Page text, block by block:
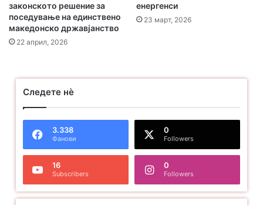
законското решение за
поседување на единствено
македонско државјанство
22 април, 2026
енергенси
23 март, 2026
Следете нѐ
3.338
Фанови
0
Followers
16
Subscribers
0
Followers